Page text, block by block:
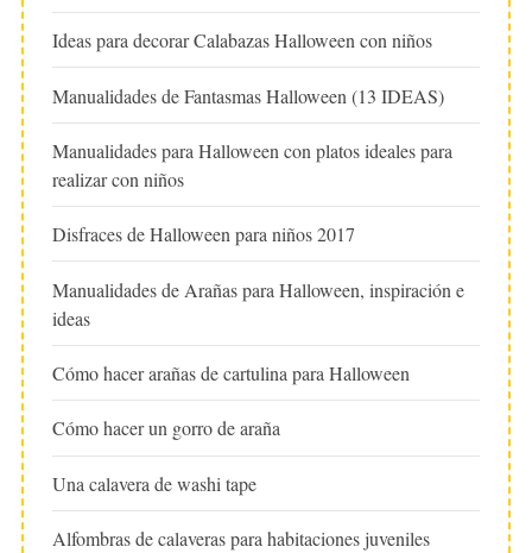
Ideas para decorar Calabazas Halloween con niños
Manualidades de Fantasmas Halloween (13 IDEAS)
Manualidades para Halloween con platos ideales para
realizar con niños
Disfraces de Halloween para niños 2017
Manualidades de Arañas para Halloween, inspiración e
ideas
Cómo hacer arañas de cartulina para Halloween
Cómo hacer un gorro de araña
Una calavera de washi tape
Alfombras de calaveras para habitaciones juveniles